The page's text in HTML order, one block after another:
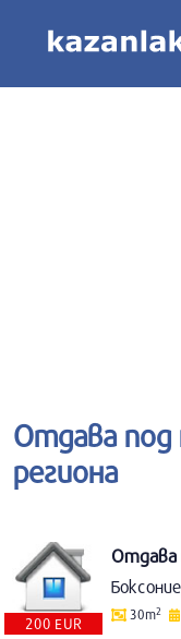
Отдава под
региона
200 EUR
Отдава
30m2